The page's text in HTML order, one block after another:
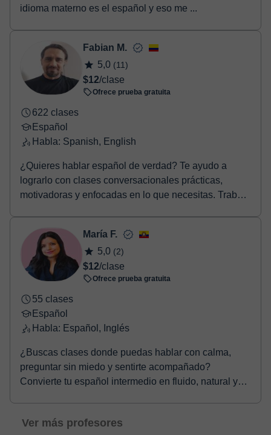
idioma materno es el español y eso me ...
Fabian M.
5,0 (11)
$12/clase
Ofrece prueba gratuita
622 clases
Español
Habla: Spanish, English
¿Quieres hablar español de verdad? Te ayudo a
lograrlo con clases conversacionales prácticas,
motivadoras y enfocadas en lo que necesitas. Trabajo
María F.
5,0 (2)
$12/clase
Ofrece prueba gratuita
55 clases
Español
Habla: Español, Inglés
¿Buscas clases donde puedas hablar con calma,
preguntar sin miedo y sentirte acompañado?
Convierte tu español intermedio en fluido, natural y
Ver más profesores